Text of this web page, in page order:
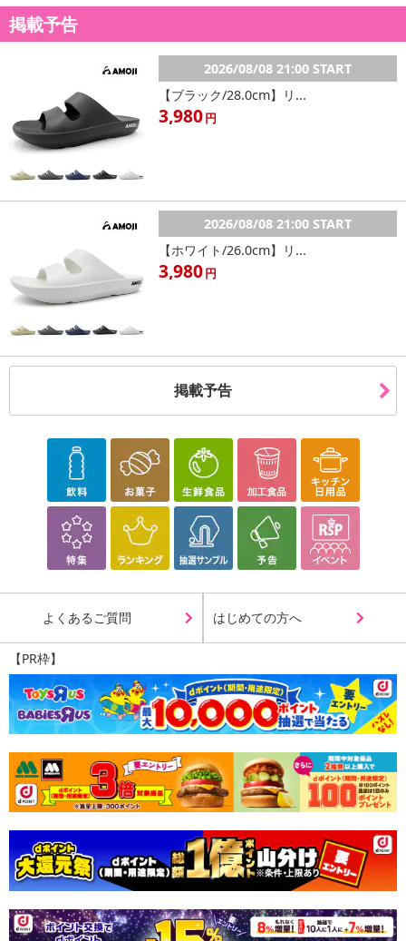
掲載予告
2026/08/08 21:00 START
【ブラック/28.0cm】リ...
3,980円
2026/08/08 21:00 START
【ホワイト/26.0cm】リ...
3,980円
掲載予告
よくあるご質問 はじめての方へ
【PR枠】